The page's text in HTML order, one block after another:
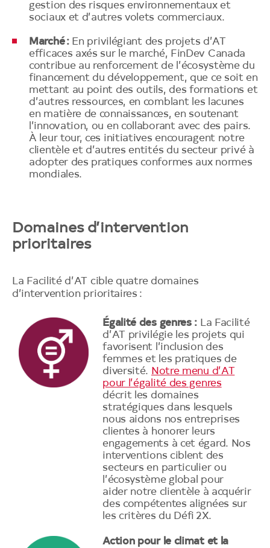
gestion des risques environnementaux et
sociaux et d’autres volets commerciaux.
Marché :En privilégiant des projets d’AT
efficaces axés sur le marché, FinDev Canada
contribue au renforcement de l’écosystème du
financement du développement, que ce soit en
mettant au point des outils, des formations et
d’autres ressources, en comblant les lacunes
en matière de connaissances, en soutenant
l’innovation, ou en collaborant avec des pairs.
À leur tour, ces initiatives encouragent notre
clientèle et d’autres entités du secteur privé à
adopter des pratiques conformes aux normes
mondiales.
Domaines d’intervention
prioritaires
La Facilité d’AT cible quatre domaines
d’intervention prioritaires :
Égalité des genres : La Facilité
d’AT privilégie les projets qui
favorisent l’inclusion des
femmes et les pratiques de
diversité. Notre menu d’AT
pour l’égalité des genres
décrit les domaines
stratégiques dans lesquels
nous aidons nos entreprises
clientes à honorer leurs
engagements à cet égard. Nos
interventions ciblent des
secteurs en particulier ou
l’écosystème global pour
aider notre clientèle à acquérir
des compétentes alignées sur
les critères du Défi 2X.
Action pour le climat et la